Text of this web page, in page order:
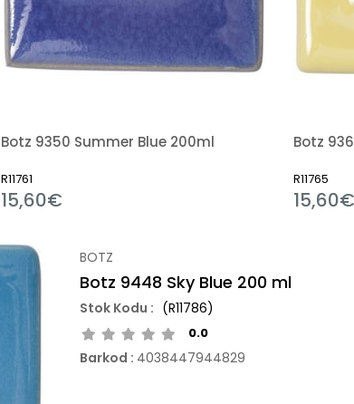
Botz 9350 Summer Blue 200ml
R11761
15,60€
Botz
R11765
15,60€
BOTZ
Botz 9448 Sky Blue 200 ml
(R11786)
0.0
Barkod : 4038447944829